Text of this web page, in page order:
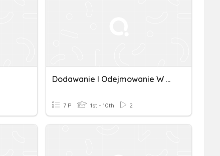
Dodawanie I Odejmowanie W Zakresie 100
7 P 1st - 10th 2